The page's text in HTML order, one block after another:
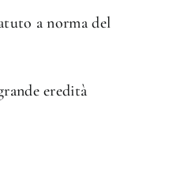
a norma del
eredità